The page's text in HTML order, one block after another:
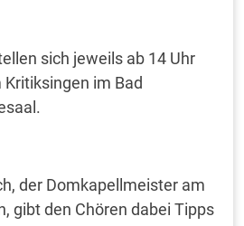
sich jeweils ab 14 Uhr
im Bad
der Domkapellmeister am
gibt den Chören dabei Tipps